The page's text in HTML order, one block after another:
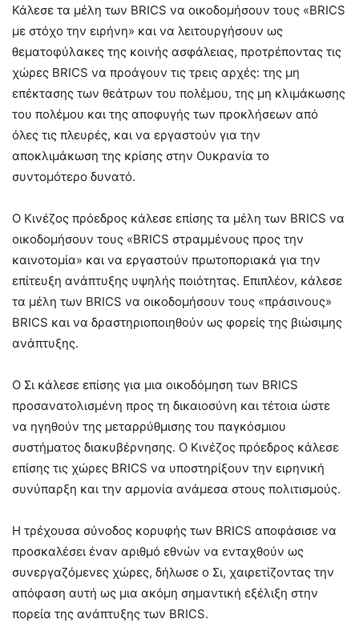
Κάλεσε τα μέλη των BRICS να οικοδομήσουν τους «BRICS
με στόχο την ειρήνη» και να λειτουργήσουν ως
θεματοφύλακες της κοινής ασφάλειας, προτρέποντας τις
χώρες BRICS να προάγουν τις τρεις αρχές: της μη
επέκτασης των θεάτρων του πολέμου, της μη κλιμάκωσης
του πολέμου και της αποφυγής των προκλήσεων από
όλες τις πλευρές, και να εργαστούν για την
αποκλιμάκωση της κρίσης στην Ουκρανία το
συντομότερο δυνατό.
Ο Κινέζος πρόεδρος κάλεσε επίσης τα μέλη των BRICS να
οικοδομήσουν τους «BRICS στραμμένους προς την
καινοτομία» και να εργαστούν πρωτοποριακά για την
επίτευξη ανάπτυξης υψηλής ποιότητας. Επιπλέον, κάλεσε
τα μέλη των BRICS να οικοδομήσουν τους «πράσινους»
BRICS και να δραστηριοποιηθούν ως φορείς της βιώσιμης
ανάπτυξης.
Ο Σι κάλεσε επίσης για μια οικοδόμηση των BRICS
προσανατολισμένη προς τη δικαιοσύνη και τέτοια ώστε
να ηγηθούν της μεταρρύθμισης του παγκόσμιου
συστήματος διακυβέρνησης. Ο Κινέζος πρόεδρος κάλεσε
επίσης τις χώρες BRICS να υποστηρίξουν την ειρηνική
συνύπαρξη και την αρμονία ανάμεσα στους πολιτισμούς.
Η τρέχουσα σύνοδος κορυφής των BRICS αποφάσισε να
προσκαλέσει έναν αριθμό εθνών να ενταχθούν ως
συνεργαζόμενες χώρες, δήλωσε ο Σι, χαιρετίζοντας την
απόφαση αυτή ως μια ακόμη σημαντική εξέλιξη στην
πορεία της ανάπτυξης των BRICS.